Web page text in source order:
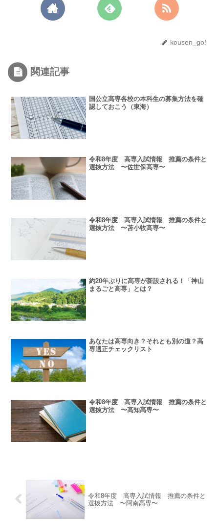
kousen_go!
関連記事
国公立高専各校の本科生の募集方法を確
認しておこう（東海）
令和8年度 高専入試情報 推薦の条件と
選抜方法 〜佐世保高専〜
令和8年度 高専入試情報 推薦の条件と
選抜方法 〜苫小牧高専〜
約20年ぶりに高専が新設される！「神山
まるごと高専」とは？
あなたは高専向き？それとも別の道？高
専適正チェックリスト
令和8年度 高専入試情報 推薦の条件と
選抜方法 〜高知高専〜
令和8年度 高専入試情報 推薦の条件と
選抜方法 〜阿南高専〜